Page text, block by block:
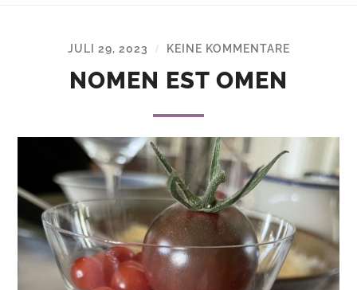
JULI 29, 2023 / KEINE KOMMENTARE
NOMEN EST OMEN